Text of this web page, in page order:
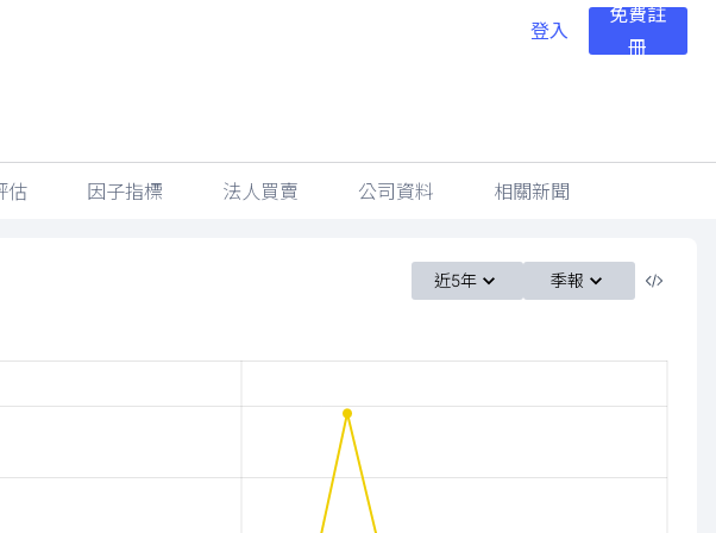
登入
免費註
冊
估 因子指標 法人買賣 公司資料 相關新聞
近5年 季報